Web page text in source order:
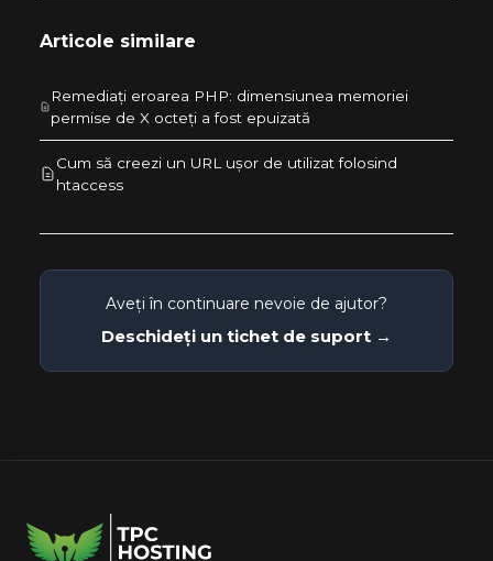
Articole similare
Remediați eroarea PHP: dimensiunea memoriei
permise de X octeți a fost epuizată
Cum să creezi un URL ușor de utilizat folosind
htaccess
Aveți în continuare nevoie de ajutor?
Deschideți un tichet de suport →